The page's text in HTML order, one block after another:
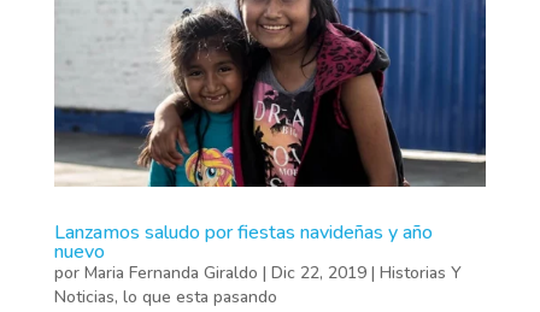
Lanzamos saludo por fiestas navideñas y año
nuevo
por Maria Fernanda Giraldo | Dic 22, 2019| Historias Y
Noticias, lo que esta pasando